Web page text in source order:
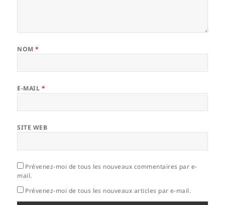
NOM*
E-MAIL *
SITE WEB
Prévenez-moi de tous les nouveaux commentaires par e-
mail.
Prévenez-moi de tous les nouveaux articles par e-mail.